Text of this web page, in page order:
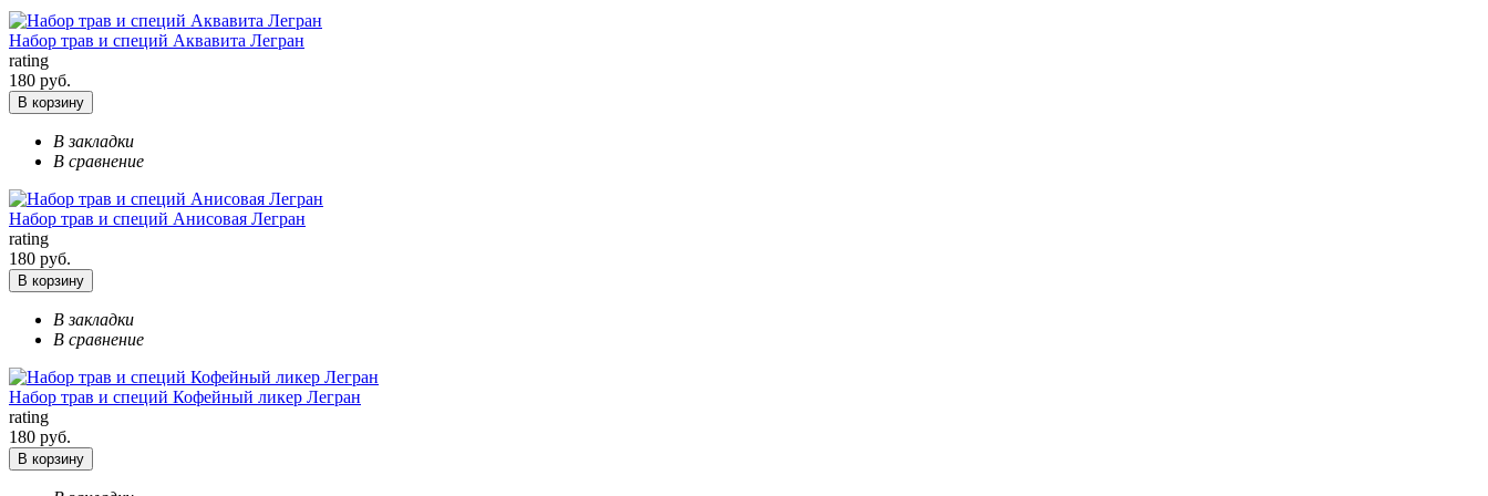
Набор трав и специй Аквавита Легран
rating
180 руб.
В корзину
В закладки
В сравнение
Набор трав и специй Анисовая Легран
rating
180 руб.
В корзину
В закладки
В сравнение
Набор трав и специй Кофейный ликер Легран
rating
180 руб.
В корзину